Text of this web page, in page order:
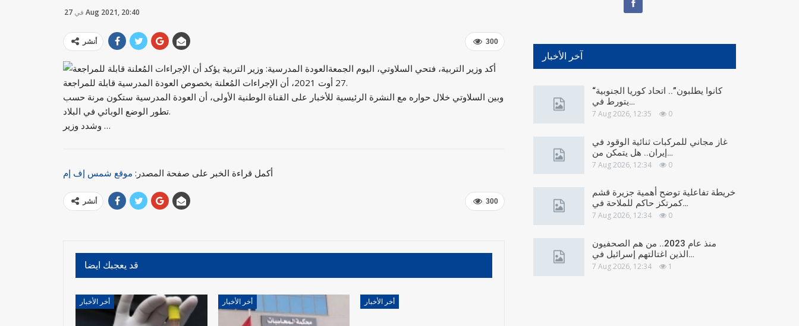
في 27 Aug 2021, 20:40
300 أنشر
أكد وزير التربية، فتحي السلاوتي، اليوم الجمعة
27 أوت 2021، أن الإجراءات المُعلنة بخصوص العودة المدرسية قابلة للمراجعة.
وبين السلاوتي خلال حواره مع النشرة الرئيسية للأخبار على القناة الوطنية الأولى، أن العودة المدرسية ستكون مرنة حسب
تطور الوضع الوبائي في البلاد.
وشدد وزير …
أكمل قراءة الخبر على صفحة المصدر: موقع شمس إف إم
300 أنشر
قد يعجبك ايضا
أخر الأخبار أخر الأخبار أخر الأخبار
آخر الأخبار
“كانوا يطلبون”.. اتحاد كوريا الجنوبية
يتورط في…
7 Aug 2026, 12:35 0
غاز مجاني للمركبات ثنائية الوقود في
إيران.. هل يتمكن من…
7 Aug 2026, 12:34 0
خريطة تفاعلية توضح أهمية جزيرة قشم
كمرتكز حاكم للملاحة في…
7 Aug 2026, 12:34 0
منذ عام 2023.. من هم الصحفيون
الذين اغتالتهم إسرائيل في…
7 Aug 2026, 12:34 1